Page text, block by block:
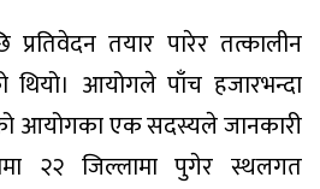
तयार पारेर तत्कालीन
थियो। आयोगले पाँच हजारभन्दा
आयोगका एक सदस्यले जानकारी
२२ जिल्लामा पुगेर स्थलगत